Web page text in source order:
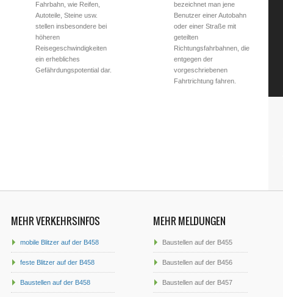
Fahrbahn, wie Reifen,
Autoteile, Steine usw.
stellen insbesondere bei
höheren
Reisegeschwindigkeiten
ein erhebliches
Gefährdungspotential dar.
bezeichnet man jene
Benutzer einer Autobahn
oder einer Straße mit
geteilten
Richtungsfahrbahnen, die
entgegen der
vorgeschriebenen
Fahrtrichtung fahren.
MEHR VERKEHRSINFOS
mobile Blitzer auf der B458
feste Blitzer auf der B458
Baustellen auf der B458
MEHR MELDUNGEN
Baustellen auf der B455
Baustellen auf der B456
Baustellen auf der B457